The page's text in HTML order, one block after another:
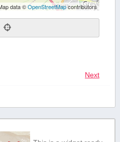
data ©OpenStreetMapcontributors
Next